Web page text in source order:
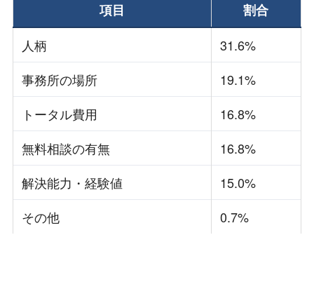
項目
割合
人柄
31.6%
事務所の場所
19.1%
トータル費用
16.8%
無料相談の有無
16.8%
解決能力・経験値
15.0%
その他
0.7%